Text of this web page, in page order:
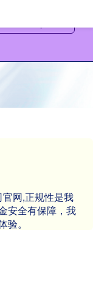
网,正规性是我
安全有保障，我
。